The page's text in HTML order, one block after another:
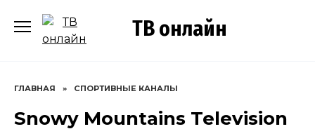
содержанию
ТВ онлайн
ГЛАВНАЯ » СПОРТИВНЫЕ КАНАЛЫ
Snowy Mountains Television